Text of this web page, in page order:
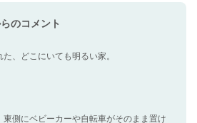
のコメント
、どこにいても明るい家。
東側にベビーカーや自転車がそのまま置け